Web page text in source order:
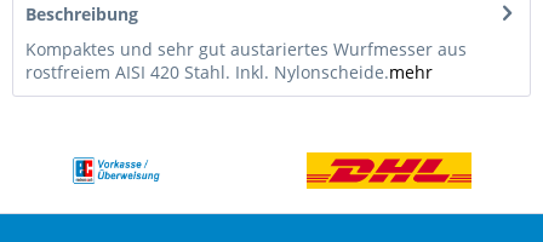
Beschreibung
Kompaktes und sehr gut austariertes Wurfmesser aus
rostfreiem AISI 420 Stahl. Inkl. Nylonscheide.mehr